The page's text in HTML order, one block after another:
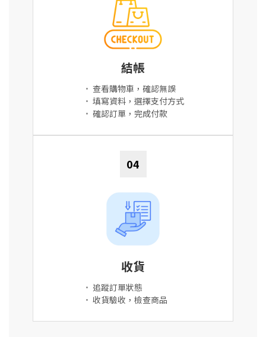
結帳
• 查看購物車，確認無誤
• 填寫資料，選擇支付方式
• 確認訂單，完成付款
04
收貨
• 追蹤訂單狀態
• 收貨驗收，檢查商品